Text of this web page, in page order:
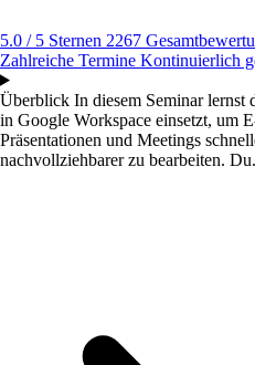
5.0 / 5 Sternen 2267
Zahlreiche Termine Kontinuierlich
Überblick In diesem Seminar
in Google Workspace einsetzt, um
Präsentationen und Meetings
nachvollziehbarer zu bearbeiten.